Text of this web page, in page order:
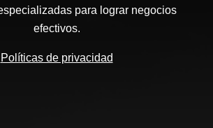
para lograr negocios
efectivos.
Políticas de privacidad